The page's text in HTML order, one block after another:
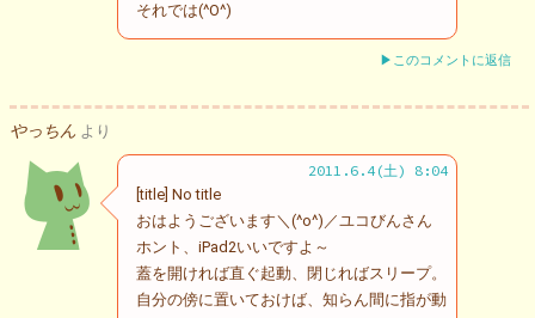
それでは(^O^)
▶このコメントに返信
やっちん より
2011.6.4(土) 8:04
[title] No title
おはようございます＼(^o^)／ユコびんさん
ホント、iPad2いいですよ～
蓋を開ければ直ぐ起動、閉じればスリープ。
自分の傍に置いておけば、知らん間に指が動